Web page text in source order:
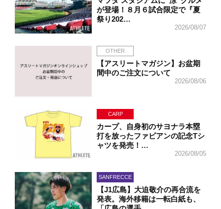
が登場！８月６試合限定で『夏
祭り202…
2026/08/07
OTHER
【アスリートマガジン】お盆期
間中のご注文について
2026/08/06
CARP
カープ、自身初のサヨナラ本塁
打を放ったファビアンの記念Tシ
ャツを発売！…
2026/08/05
SANFRECCE
【J1広島】大迫敬介の再合流を
発表。海外移籍は一転白紙も、